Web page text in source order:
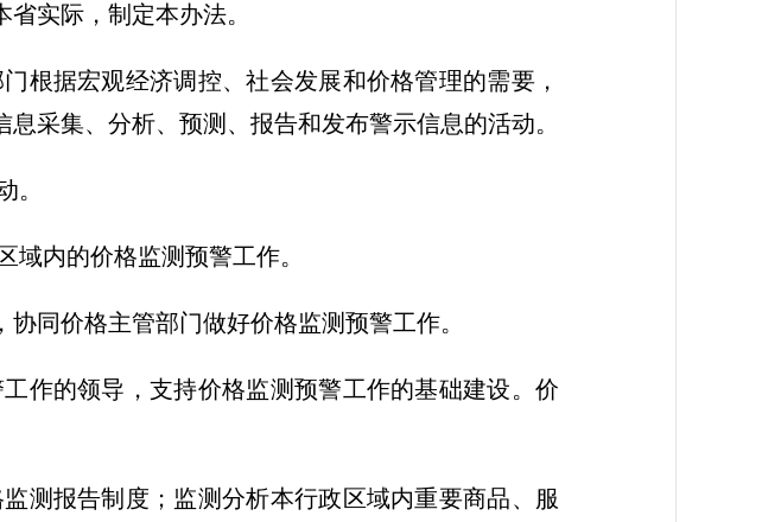
实际，制定本办法。
据宏观经济调控、社会发展和价格管理的需要，
采集、分析、预测、报告和发布警示信息的活动。
。
内的价格监测预警工作。
同价格主管部门做好价格监测预警工作。
的领导，支持价格监测预警工作的基础建设。价
报告制度；监测分析本行政区域内重要商品、服